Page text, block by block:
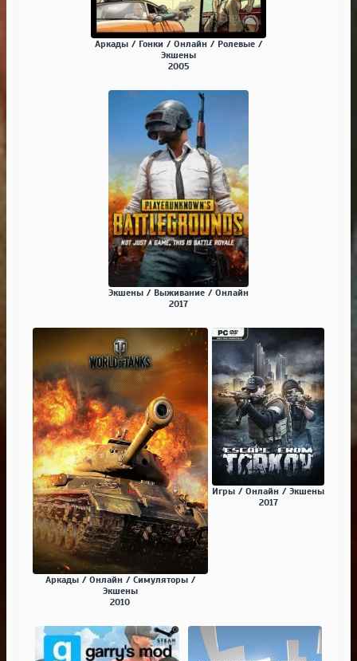
Аркады / Гонки / Онлайн / Ролевые /
Экшены
2005
Экшены / Выживание / Онлайн
2017
Аркады / Онлайн / Симуляторы /
Экшены
2010
Игры / Онлайн / Экшены
2017